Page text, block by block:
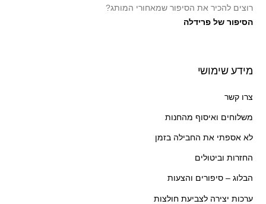
רוצים להכיר את הסיפור שמאחורי המותג?
הסיפור של פרידלה
מידע שימושי
צרו קשר
משלוחים ואיסוף מהחנות
לא אספתי את החבילה בזמן
החזרות וביטולים
הבלוג – סיפורים והצעות
ערכות יצירה לצביעת חולצות